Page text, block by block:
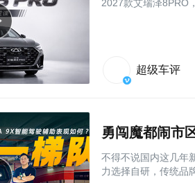
2027款艾瑞泽8PRO
超级车评
勇闯魔都闹市
不得不说国内这几年
力选择自研，传统品